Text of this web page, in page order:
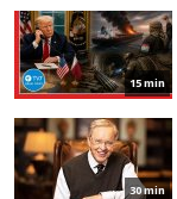
15 min
30 min